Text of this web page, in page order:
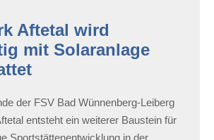
Aftetal wird
mit Solaranlage
der FSV Bad Wünnenberg-Leiberg
entsteht ein weiterer Baustein für
Sportstättenentwicklung in der